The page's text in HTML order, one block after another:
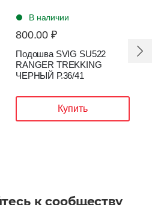
В наличии
800.00 ₽
Подошва SVIG SU522
RANGER TREKKING
ЧЕРНЫЙ Р.36/41
Купить
к сообществу